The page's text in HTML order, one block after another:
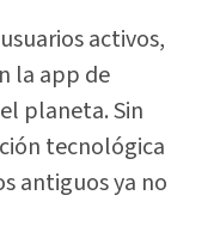
activos,
la app de
planeta. Sin
tecnológica
antiguos ya no